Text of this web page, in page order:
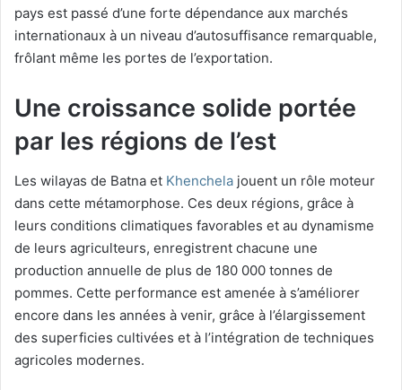
pays est passé d’une forte dépendance aux marchés
internationaux à un niveau d’autosuffisance remarquable,
frôlant même les portes de l’exportation.
Une croissance solide portée
par les régions de l’est
Les wilayas de Batna et Khenchela jouent un rôle moteur
dans cette métamorphose. Ces deux régions, grâce à
leurs conditions climatiques favorables et au dynamisme
de leurs agriculteurs, enregistrent chacune une
production annuelle de plus de 180 000 tonnes de
pommes. Cette performance est amenée à s’améliorer
encore dans les années à venir, grâce à l’élargissement
des superficies cultivées et à l’intégration de techniques
agricoles modernes.